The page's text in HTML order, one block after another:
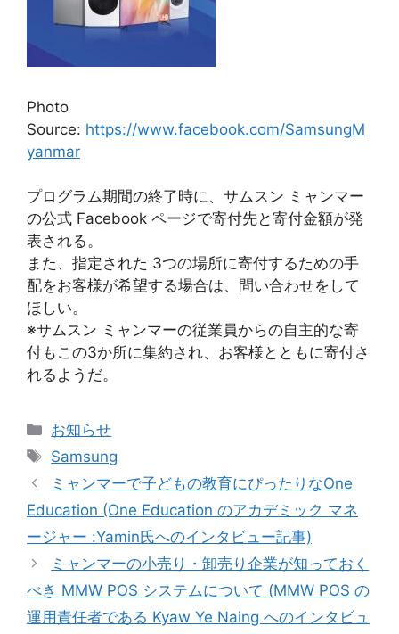
Photo
Source: https://www.facebook.com/SamsungM
yanmar
プログラム期間の終了時に、サムスン ミャンマー
の公式 Facebook ページで寄付先と寄付金額が発
表される。
また、指定された 3つの場所に寄付するための手
配をお客様が希望する場合は、問い合わせをして
ほしい。
※サムスン ミャンマーの従業員からの自主的な寄
付もこの3か所に集約され、お客様とともに寄付さ
れるようだ。
カ
テ
リ
ー
お知らせ
タ
グ
Samsung
ミャンマーで子どもの教育にぴったりなOne
Education (One Education のアカデミック マネ
ージャー :Yamin氏へのインタビュー記事)
ミャンマーの小売り・卸売り企業が知っておく
べき MMW POS システムについて (MMW POS の
運用責任者である Kyaw Ye Naing へのインタビュ